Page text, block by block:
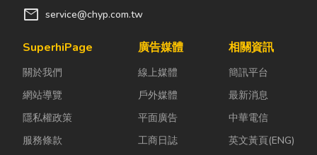
mail service@chyp.com.tw
SuperhiPage
關於我們
網站導覽
隱私權政策
服務條款
廣告媒體
線上媒體
戶外媒體
平面廣告
工商日誌
相關資訊
簡訊平台
最新消息
中華電信
英文黃頁(ENG)